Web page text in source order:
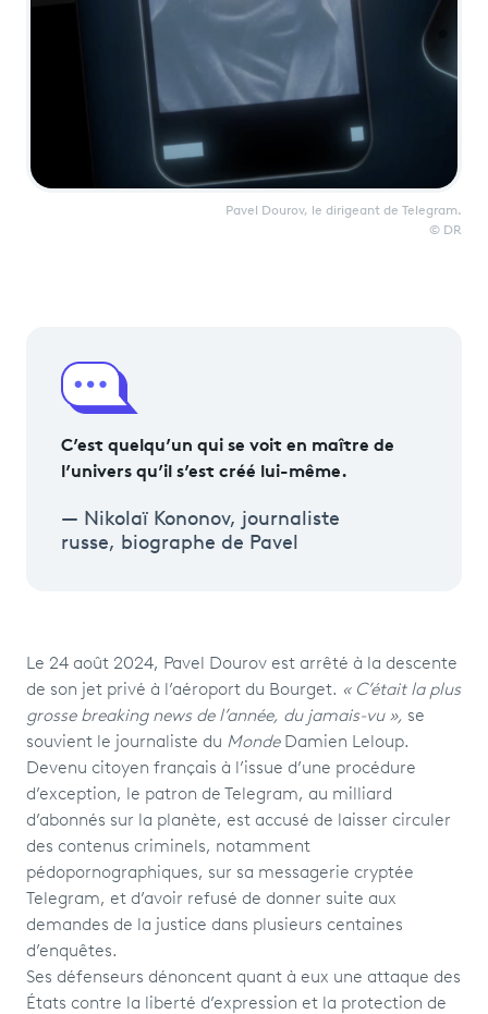
Pavel Dourov, le dirigeant de Telegram.
© DR
C’est quelqu’un qui se voit en maître de
l’univers qu’il s’est créé lui-même.
Nikolaï Kononov, journaliste
russe, biographe de Pavel
Le 24 août 2024, Pavel Dourov est arrêté à la descente
de son jet privé à l’aéroport du Bourget. « C’était la plus
grosse breaking news de l’année, du jamais-vu », se
souvient le journaliste du MondeDamien Leloup.
Devenu citoyen français à l’issue d’une procédure
d’exception, le patron de Telegram, au milliard
d’abonnés sur la planète, est accusé de laisser circuler
des contenus criminels, notamment
pédopornographiques, sur sa messagerie cryptée
Telegram, et d’avoir refusé de donner suite aux
demandes de la justice dans plusieurs centaines
d’enquêtes.
Ses défenseurs dénoncent quant à eux une attaque des
États contre la liberté d’expression et la protection de